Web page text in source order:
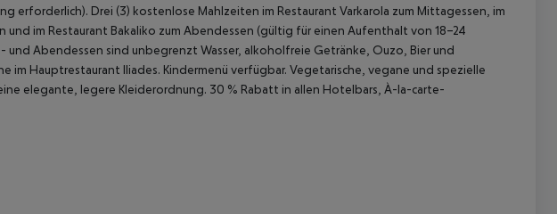
erforderlich). Drei (3) kostenlose Mahlzeiten im Restaurant Varkarola zum Mittagessen, im
im Restaurant Bakaliko zum Abendessen (gültig für einen Aufenthalt von 18–24
und Abendessen sind unbegrenzt Wasser, alkoholfreie Getränke, Ouzo, Bier und
im Hauptrestaurant Iliades. Kindermenü verfügbar. Vegetarische, vegane und spezielle
elegante, legere Kleiderordnung. 30 % Rabatt in allen Hotelbars, À-la-carte-